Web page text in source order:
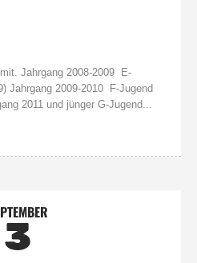
Jahrgang 2008-2009 E-
Jahrgang 2009-2010 F-Jugend
2011 und jünger G-Jugend...
3